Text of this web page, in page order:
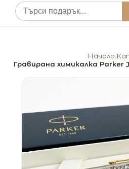
Начало›
Гравирана химикалка